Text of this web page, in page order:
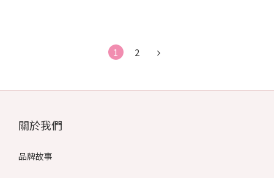
1 2
關於我們
品牌故事